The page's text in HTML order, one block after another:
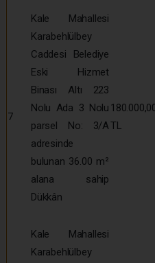
7
Kale Mahallesi
Karabehlülbey
Caddesi Belediye
Eski Hizmet
Binası Altı 223
Nolu Ada 3 Nolu
parsel No: 3/A
adresinde
bulunan 36.00 m²
alana sahip
Dükkân
TL
Kale Mahallesi
Karabehlülbey